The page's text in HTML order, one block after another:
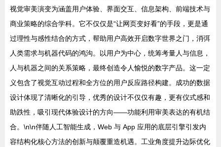
视觉审美演变为涵盖用户体验、界面交互、信息架构、前端技术与
商业策略的综合学科。它不仅仅是“让网页变好看”的手段，更是通
过理性与感性结合的方式，帮助用户高效开启数字世界之门，消弭
人类需求与机器代码的鸿沟。以用户为中心，统筹考量人与信息，
人与机器之间的关系策略，最终创造令人愉悦的数字产品。这一定
义包含了视觉互动过程和全方位的用户反应路径构建。成功的数据
设计体现了清晰化的引导，优秀的设计不仅仅有趣，更有仪式感和
助跌性，吸引现代体验设计的方向——功能利用审美表达的有机结
合。\n\n伴随人工智能生成，Web 与 App 应用的底层引擎引发内
容结构化核心方法的创新与颠覆重造机遇。工业角度提升边际优化